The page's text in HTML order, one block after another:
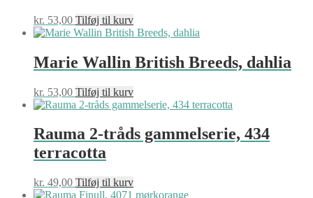
kr. 53,00 Tilføj til kurv
Marie Wallin British Breeds, dahlia
kr. 53,00 Tilføj til kurv
Rauma 2-tråds gammelserie, 434
terracotta
kr. 49,00 Tilføj til kurv